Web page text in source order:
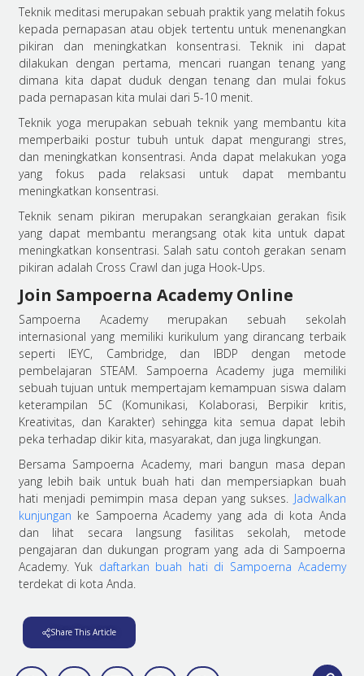
Teknik meditasi merupakan sebuah praktik yang melatih fokus
kepada pernapasan atau objek tertentu untuk menenangkan
pikiran dan meningkatkan konsentrasi. Teknik ini dapat
dilakukan dengan pertama, mencari ruangan tenang yang
dimana kita dapat duduk dengan tenang dan mulai fokus
pada pernapasan kita mulai dari 5-10 menit.
Teknik yoga merupakan sebuah teknik yang membantu kita
memperbaiki postur tubuh untuk dapat mengurangi stres,
dan meningkatkan konsentrasi. Anda dapat melakukan yoga
yang fokus pada relaksasi untuk dapat membantu
meningkatkan konsentrasi.
Teknik senam pikiran merupakan serangkaian gerakan fisik
yang dapat membantu merangsang otak kita untuk dapat
meningkatkan konsentrasi. Salah satu contoh gerakan senam
pikiran adalah Cross Crawl dan juga Hook-Ups.
Join Sampoerna Academy Online
Sampoerna Academy merupakan sebuah sekolah
internasional yang memiliki kurikulum yang dirancang terbaik
seperti IEYC, Cambridge, dan IBDP dengan metode
pembelajaran STEAM. Sampoerna Academy juga memiliki
sebuah tujuan untuk mempertajam kemampuan siswa dalam
keterampilan 5C (Komunikasi, Kolaborasi, Berpikir kritis,
Kreativitas, dan Karakter) sehingga kita semua dapat lebih
peka terhadap dikir kita, masyarakat, dan juga lingkungan.
Bersama Sampoerna Academy, mari bangun masa depan
yang lebih baik untuk buah hati dan mempersiapkan buah
hati menjadi pemimpin masa depan yang sukses. Jadwalkan
kunjungan ke Sampoerna Academy yang ada di kota Anda
dan lihat secara langsung fasilitas sekolah, metode
pengajaran dan dukungan program yang ada di Sampoerna
Academy.Yuk daftarkan buah hati di Sampoerna Academy
terdekat di kota Anda.
Share This Article